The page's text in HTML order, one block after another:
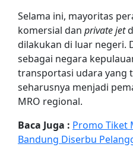
Selama ini, mayoritas
komersial dan private jet
dilakukan di luar negeri.
sebagai negara
transportasi udara yang
seharusnya menjadi
MRO regional.
Baca Juga : Promo Tiket
Bandung Diserbu